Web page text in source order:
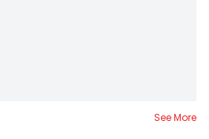
See More